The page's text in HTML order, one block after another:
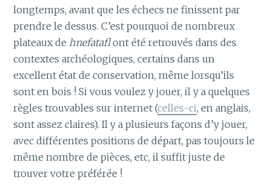
longtemps, avant que les échecs ne finissent par
prendre le dessus. C’est pourquoi de nombreux
plateaux de hnefataflont été retrouvés dans des
contextes archéologiques, certains dans un
excellent état de conservation, même lorsqu’ils
sont en bois ! Si vous voulez y jouer, il y a quelques
règles trouvables sur internet (celles-ci, en anglais,
sont assez claires). Il y a plusieurs façons d’y jouer,
avec différentes positions de départ, pas toujours le
même nombre de pièces, etc, il suffit juste de
trouver votre préférée !